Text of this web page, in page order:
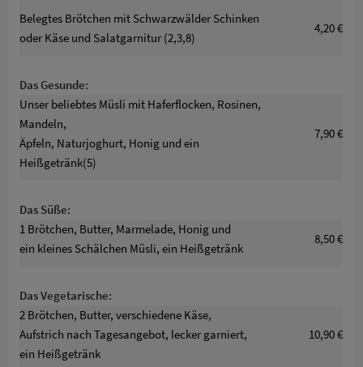
Konzept
Öffnungszeiten / Reservierung
Belegtes Brötchen mit Schwarzwälder Schinken
oder Käse und Salatgarnitur (2,3,8)
4,20 €
Das Gesunde:
Unser beliebtes Müsli mit Haferflocken, Rosinen,
Mandeln,
Äpfeln, Naturjoghurt, Honig und ein
Heißgetränk(5)
7,90 €
Das Süße:
1 Brötchen, Butter, Marmelade, Honig und
ein kleines Schälchen Müsli, ein Heißgetränk
8,50 €
Das Vegetarische:
2 Brötchen, Butter, verschiedene Käse,
Aufstrich nach Tagesangebot, lecker garniert,
ein Heißgetränk
10,90 €